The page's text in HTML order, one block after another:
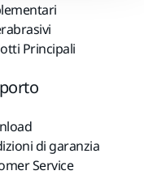
Principali
di garanzia
Service